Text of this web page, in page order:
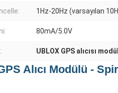
1Hz-20Hz (varsayılan
80mA/5.0V
UBLOX GPS alıcısı
Alıcı Modülü -